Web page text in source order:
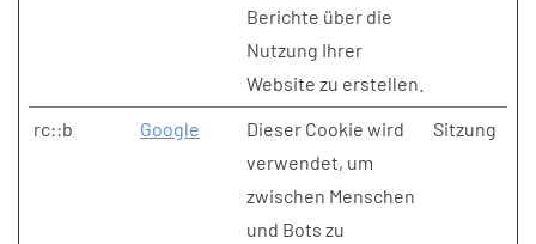
Berichte über die
Nutzung Ihrer
Website zu erstellen.
rc::b Google
Dieser Cookie wird
verwendet, um
zwischen Menschen
und Bots zu
Sitzung